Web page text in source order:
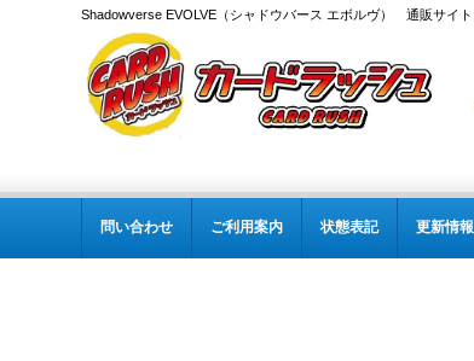
Shadowverse EVOLVE（シャドウバース エボルヴ） 通販サイト
問い合わせ ご利用案内 状態表記 更新情報